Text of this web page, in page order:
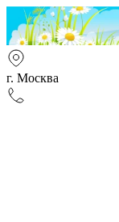
г. Москва